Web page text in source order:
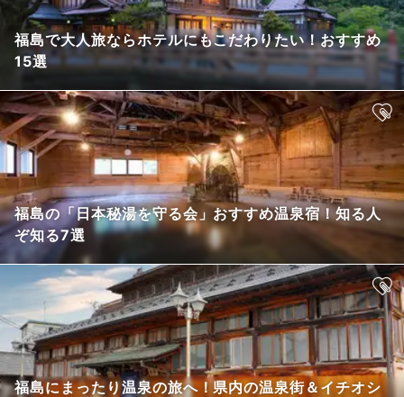
福島で大人旅ならホテルにもこだわりたい！おすすめ
15選
福島の「日本秘湯を守る会」おすすめ温泉宿！知る人
ぞ知る7選
福島にまったり温泉の旅へ！県内の温泉街＆イチオシ